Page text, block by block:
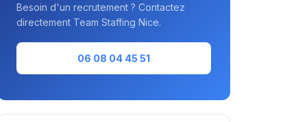
Besoin d'un recrutement ? Contactez
directement Team Staffing Nice.
06 08 04 45 51